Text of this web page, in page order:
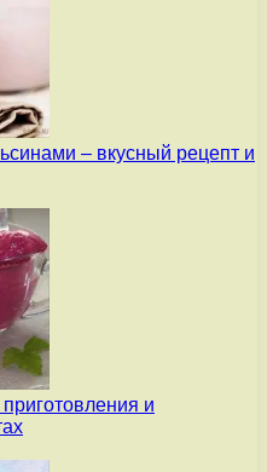
– вкусный рецепт и
и